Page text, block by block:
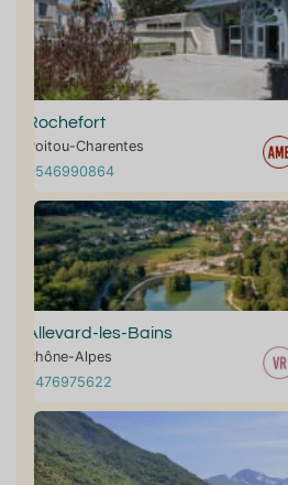
Rochefort
Poitou-Charentes
0546990864
Allevard-les-Bains
Rhône-Alpes
0476975622